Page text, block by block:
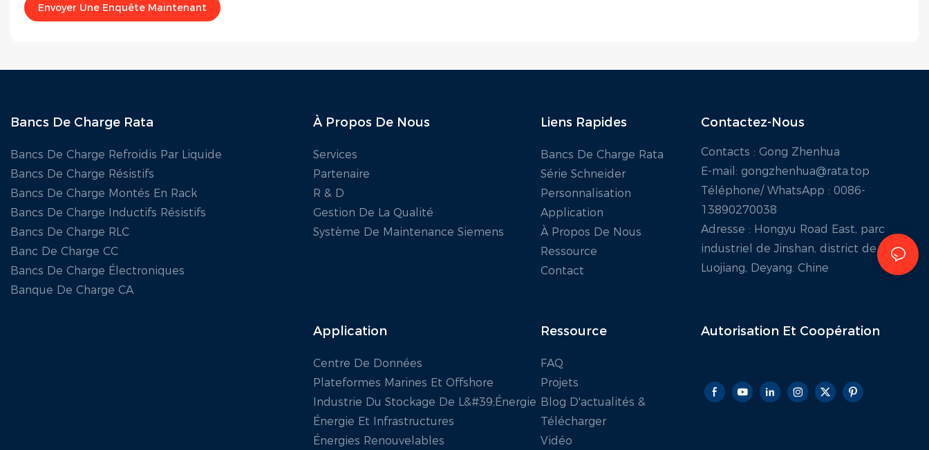
Envoyer Une Enquête Maintenant
Bancs De Charge Rata
Bancs De Charge Refroidis Par Liquide
Bancs De Charge Résistifs
Bancs De Charge Montés En Rack
Bancs De Charge Inductifs Résistifs
Bancs De Charge RLC
Banc De Charge CC
Bancs De Charge Électroniques
Banque De Charge CA
À Propos De Nous
Services
Partenaire
R & D
Gestion De La Qualité
Système De Maintenance Siemens
Liens Rapides
Bancs De Charge Rata
Série Schneider
Personnalisation
Application
À Propos De Nous
Ressource
Contact
Contactez-Nous
Contacts : Gong Zhenhua
E-mail: gongzhenhua@rata.top
Téléphone/ WhatsApp : 0086-
13890270038
Adresse : Hongyu Road East, parc
industriel de Jinshan, district de
Luojiang, Deyang. Chine
Application
Centre De Données
Plateformes Marines Et Offshore
Industrie Du Stockage De L&#39;énergie
Énergie Et Infrastructures
Énergies Renouvelables
Ressource
FAQ
Projets
Blog D'actualités &
Télécharger
Vidéo
Autorisation Et Coopération